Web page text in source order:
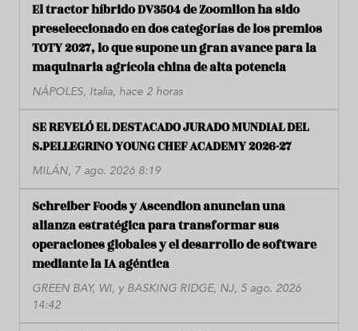
El tractor híbrido DV3504 de Zoomlion ha sido
preseleccionado en dos categorías de los premios
TOTY 2027, lo que supone un gran avance para la
maquinaria agrícola china de alta potencia
NÁPOLES, Italia, hace 2 horas
SE REVELÓ EL DESTACADO JURADO MUNDIAL DEL
S.PELLEGRINO YOUNG CHEF ACADEMY 2026-27
MILÁN, 7 ago. 2026 8:19
Schreiber Foods y Ascendion anuncian una
alianza estratégica para transformar sus
operaciones globales y el desarrollo de software
mediante la IA agéntica
GREEN BAY, WI, y BASKING RIDGE, NJ, 5 ago. 2026
14:42